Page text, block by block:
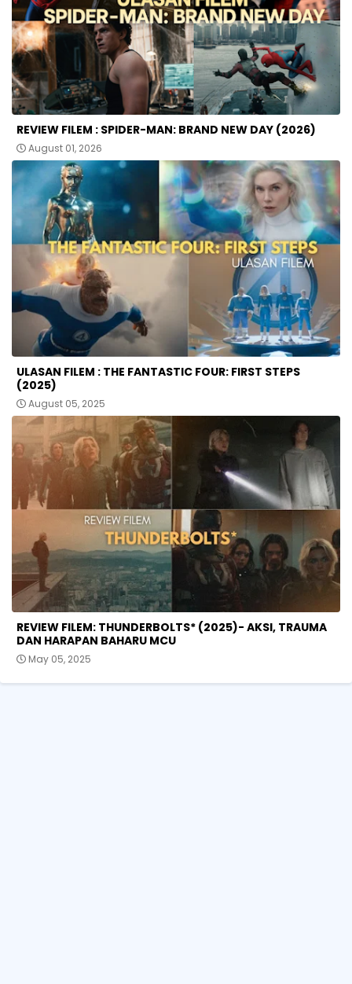
REVIEW FILEM : SPIDER-MAN: BRAND NEW DAY (2026)
August 01, 2026
ULASAN FILEM : THE FANTASTIC FOUR: FIRST STEPS
(2025)
August 05, 2025
REVIEW FILEM: THUNDERBOLTS* (2025)- AKSI, TRAUMA
DAN HARAPAN BAHARU MCU
May 05, 2025